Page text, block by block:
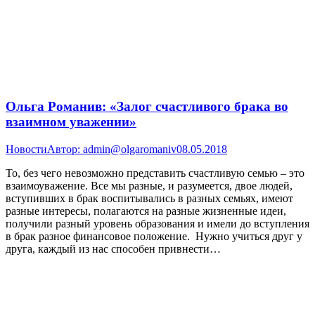
Ольга Романив: «Залог счастливого брака во
взаимном уважении»
НовостиАвтор: admin@olgaromaniv08.05.2018
То, без чего невозможно представить счастливую семью – это
взаимоуважение. Все мы разные, и разумеется, двое людей,
вступивших в брак воспитывались в разных семьях, имеют
разные интересы, полагаются на разные жизненные идеи,
получили разный уровень образования и имели до вступления
в брак разное финансовое положение. Нужно учиться друг у
друга, каждый из нас способен привнести…